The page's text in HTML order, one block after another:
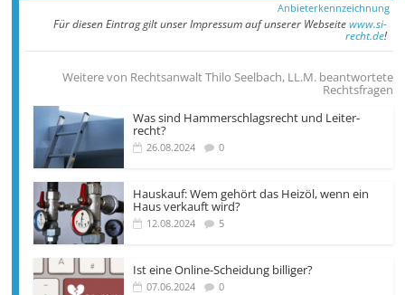
Anbieterkennzeichnung
Für diesen Eintrag gilt unser Impressum auf unserer Webseitewww.si-
recht.de!
Weitere von Rechtsanwalt Thilo Seelbach, LL.M. beantwortete
Rechtsfragen
Was sind Hammer­­schlags­recht und Leiter­
recht?
26.08.2024 0
Hauskauf: Wem gehört das Heizöl, wenn ein
Haus verkauft wird?
12.08.2024 5
Ist eine Online-Scheidung billiger?
07.06.2024 0